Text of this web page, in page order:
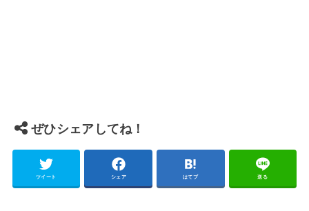
ぜひシェアしてね！
ツイート シェア はてブ 送る